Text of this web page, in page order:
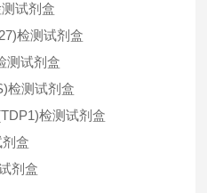
试剂盒
检测试剂盒
测试剂盒
检测试剂盒
检测试剂盒
盒
剂盒